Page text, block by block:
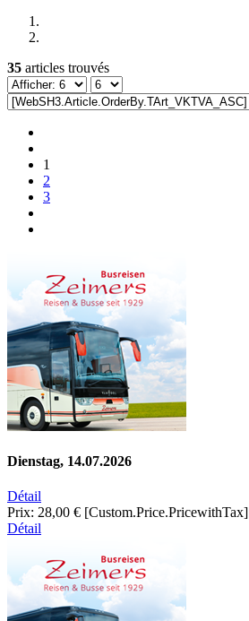
35 articles trouvés
1
2
3
Dienstag, 14.07.2026
Détail
Prix: 28,00 € [Custom.Price.PricewithTax]
Détail